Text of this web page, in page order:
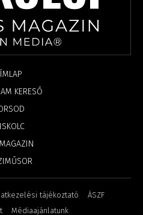
KERESŐ
tájékoztató
ÁSZF
Médiaajánlatunk